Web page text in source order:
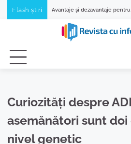
Flash știri
și dezavantaje pentru fiecare variantă
Curiozități despre
asemănători sunt doi
nivel genetic